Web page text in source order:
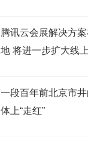
腾讯云会展解决方
地 将进一步扩大线
一段百年前北京市
体上“走红”